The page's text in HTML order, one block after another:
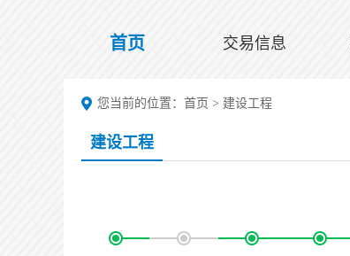
首页 交易信息
您当前的位置： 首页 > 建设工程
建设工程